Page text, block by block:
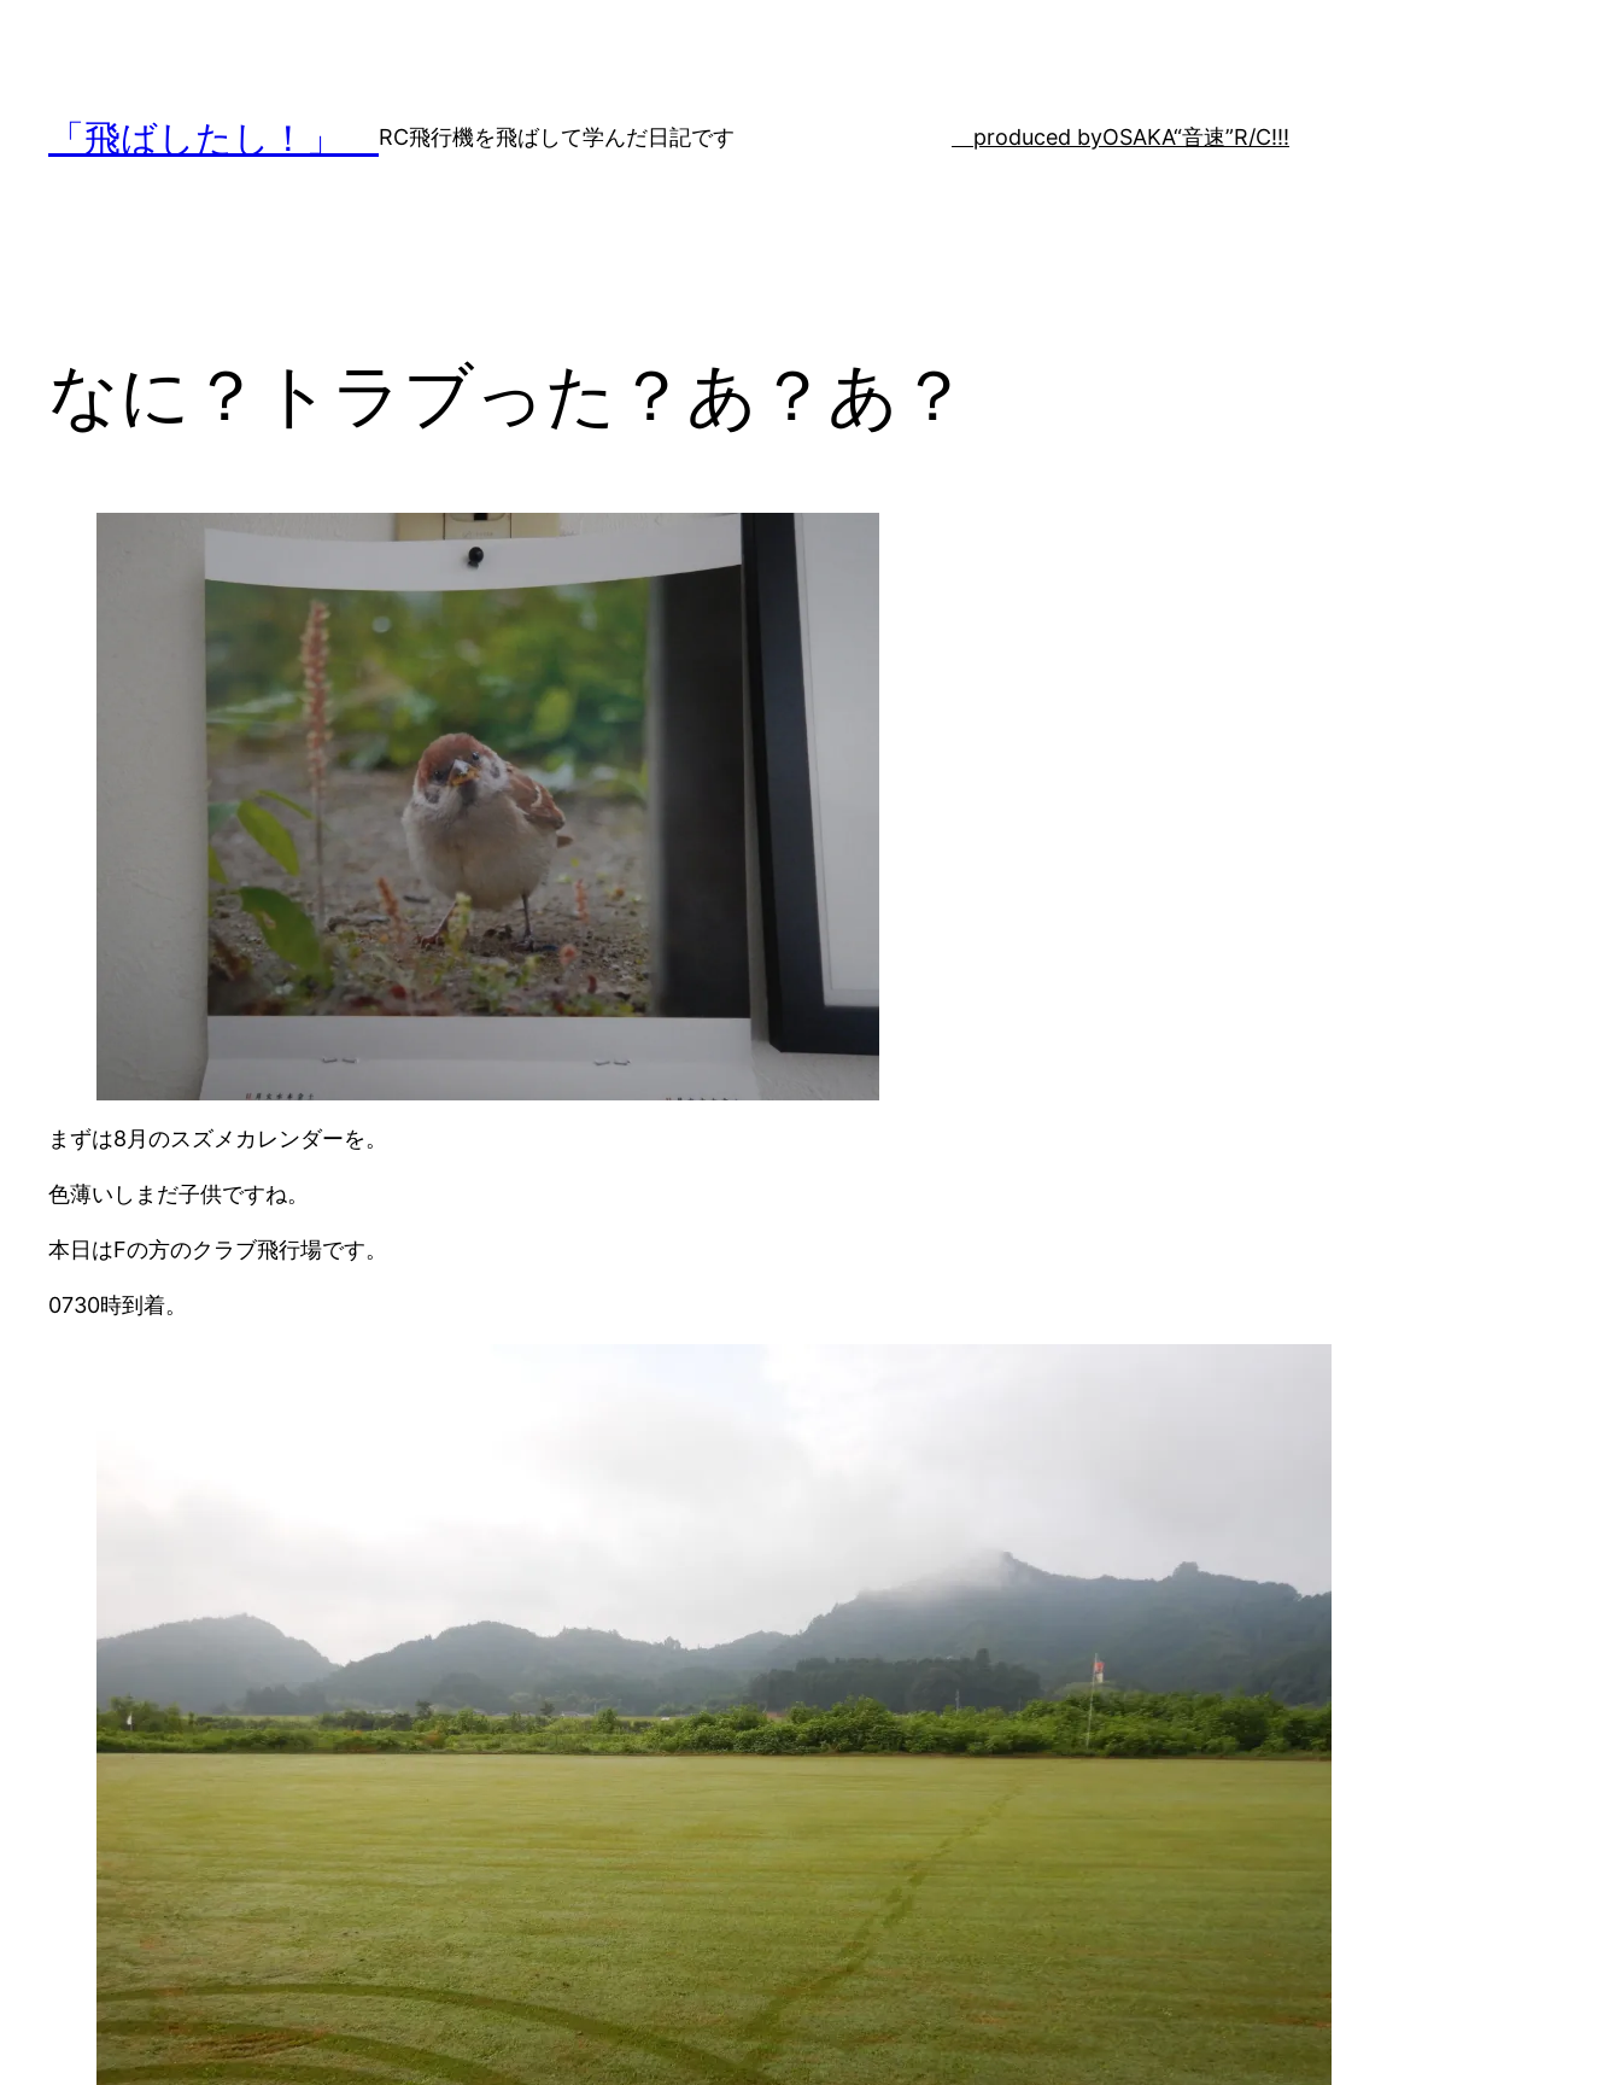
「飛ばしたし！」 RC飛行機を飛ばして学んだ日記です produced byOSAKA“音速”R/C!!!
なに？トラブった？あ？あ？
まずは8月のスズメカレンダーを。
色薄いしまだ子供ですね。
本日はFの方のクラブ飛行場です。
0730時到着。